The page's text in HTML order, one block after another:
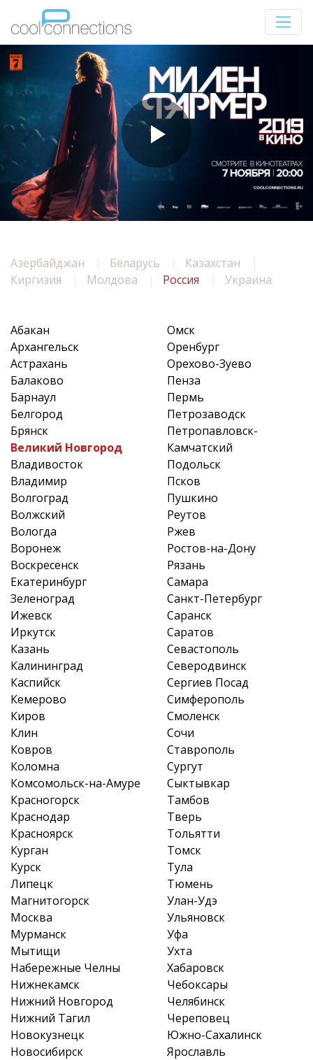
Азербайджан Беларусь
Казахстан
Киргизия
Молдова Россия Украина
Абакан
Архангельск
Астрахань
Балаково
Барнаул
Белгород
Брянск
Великий Новгород
Владивосток
Владимир
Волгоград
Волжский
Вологда
Воронеж
Воскресенск
Екатеринбург
Зеленоград
Ижевск
Иркутск
Казань
Калининград
Каспийск
Кемерово
Киров
Клин
Ковров
Коломна
Комсомольск-на-Амуре
Красногорск
Краснодар
Красноярск
Курган
Курск
Липецк
Магнитогорск
Москва
Мурманск
Мытищи
Набережные Челны
Нижнекамск
Нижний Новгород
Нижний Тагил
Новокузнецк
Новосибирск
Омск
Оренбург
Орехово-Зуево
Пенза
Пермь
Петрозаводск
Петропавловск-
Камчатский
Подольск
Псков
Пушкино
Реутов
Ржев
Ростов-на-Дону
Рязань
Самара
Санкт-Петербург
Саранск
Саратов
Севастополь
Северодвинск
Сергиев Посад
Симферополь
Смоленск
Сочи
Ставрополь
Сургут
Сыктывкар
Тамбов
Тверь
Тольятти
Томск
Тула
Тюмень
Улан-Удэ
Ульяновск
Уфа
Ухта
Хабаровск
Чебоксары
Челябинск
Череповец
Южно-Сахалинск
Ярославль